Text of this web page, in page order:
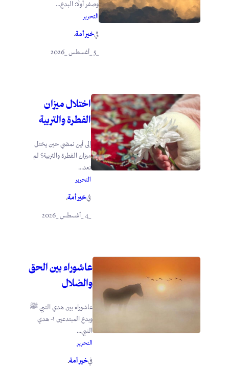
وصفر أولًا: البدع...
التحرير
فيخير أمة.
_5 _أغسطس _2026
اختلال ميزان
الفطرة والتربية
إلى أين نمضي حين يختل
ميزان الفطرة والتربية؟ لم
تعد...
التحرير
فيخير أمة.
_4 _أغسطس _2026
عاشوراء بين الحق
والضلال
عاشوراء بين هدي النبي ﷺ
وبدع المبتدعين ١- هدي
النبي...
التحرير
فيخير أمة.